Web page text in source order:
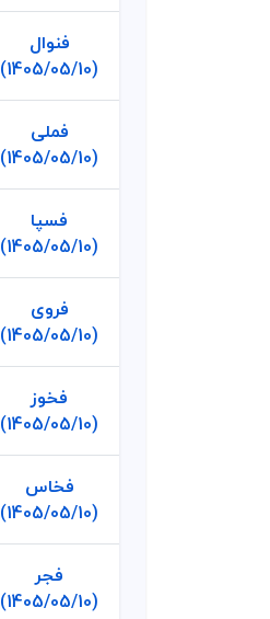
فنوال
(1405/05/10)
فملی
(1405/05/10)
فسپا
(1405/05/10)
فروی
(1405/05/10)
فخوز
(1405/05/10)
فخاس
(1405/05/10)
فجر
(1405/05/10)